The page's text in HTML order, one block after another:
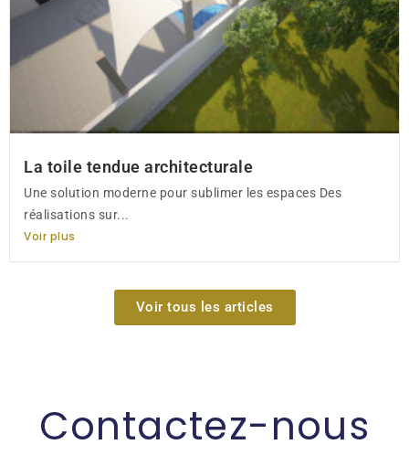
La toile tendue architecturale
Une solution moderne pour sublimer les espaces Des
réalisations sur...
Voir plus
Voir tous les articles
Contactez-nous